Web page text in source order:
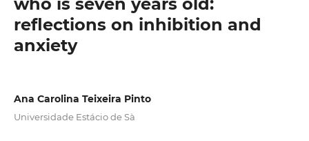
who is seven years old:
reflections on inhibition and
anxiety
Ana Carolina Teixeira Pinto
Universidade Estácio de Sà